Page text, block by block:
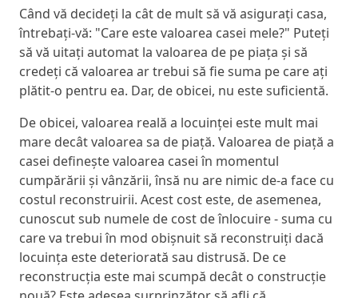
Când vă decideți la cât de mult să vă asigurați casa,
întrebați-vă: "Care este valoarea casei mele?" Puteți
să vă uitați automat la valoarea de pe piața și să
credeți că valoarea ar trebui să fie suma pe care ați
plătit-o pentru ea. Dar, de obicei, nu este suficientă.
De obicei, valoarea reală a locuinței este mult mai
mare decât valoarea sa de piață. Valoarea de piață a
casei definește valoarea casei în momentul
cumpărării și vânzării, însă nu are nimic de-a face cu
costul reconstruirii. Acest cost este, de asemenea,
cunoscut sub numele de cost de înlocuire - suma cu
care va trebui în mod obișnuit să reconstruiți dacă
locuința este deteriorată sau distrusă. De ce
reconstrucția este mai scumpă decât o construcție